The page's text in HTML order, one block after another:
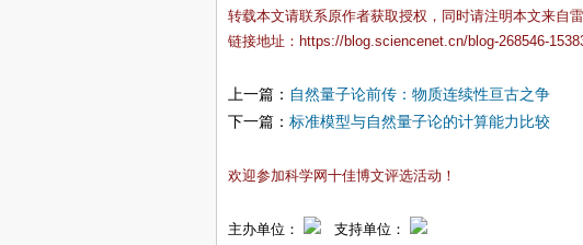
转载本文请联系原作者获取授权，同时请注明本文来自雷
链接地址： https://blog.sciencenet.cn/blog-268546-
上一篇： 自然量子论前传：物质连续性亘古之争
下一篇： 标准模型与自然量子论的计算能力比较
欢迎参加科学网十佳博文评选活动！
主办单位： 支持单位：